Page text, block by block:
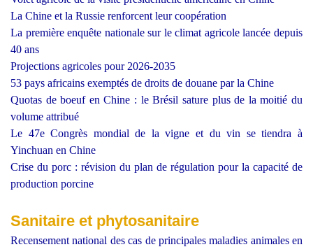
La Chine et la Russie renforcent leur coopération
La première enquête nationale sur le climat agricole lancée depuis
40 ans
Projections agricoles pour 2026-2035
53 pays africains exemptés de droits de douane par la Chine
Quotas de boeuf en Chine : le Brésil sature plus de la moitié du
volume attribué
Le 47e Congrès mondial de la vigne et du vin se tiendra à
Yinchuan en Chine
Crise du porc : révision du plan de régulation pour la capacité de
production porcine
Sanitaire et phytosanitaire
Recensement national des cas de principales maladies animales en